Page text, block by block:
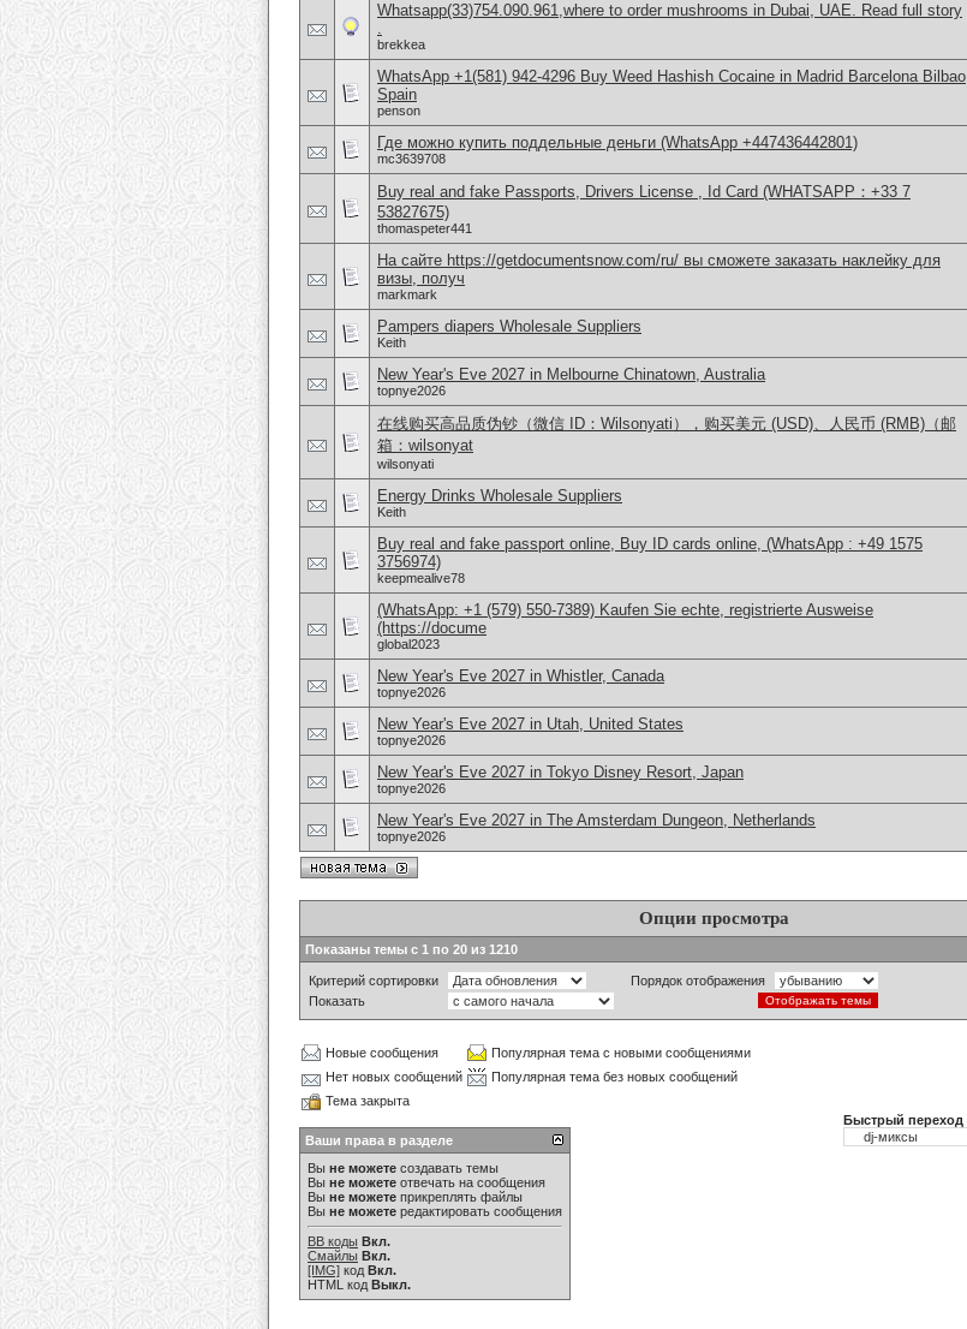
Whatsapp(33)754.090.961,where to order mushrooms in Dubai, UAE. Read full story
.
brekkea
WhatsApp +1(581) 942-4296 Buy Weed Hashish Cocaine in Madrid Barcelona Bilbao
Spain
penson
Где можно купить поддельные деньги (WhatsApp +447436442801)
mc3639708
Buy real and fake Passports, Drivers License , Id Card (WHATSAPP：+33 7
53827675)
thomaspeter441
На сайте https://getdocumentsnow.com/ru/ вы сможете заказать наклейку для
визы, получ
markmark
Pampers diapers Wholesale Suppliers
Keith
New Year's Eve 2027 in Melbourne Chinatown, Australia
topnye2026
在线购买高品质伪钞（微信 ID：Wilsonyati），购买美元 (USD)、人民币 (RMB)（邮
箱：wilsonyat
wilsonyati
Energy Drinks Wholesale Suppliers
Keith
Buy real and fake passport online, Buy ID cards online, (WhatsApp : +49 1575
3756974)
keepmealive78
(WhatsApp: +1 (579) 550-7389) Kaufen Sie echte, registrierte Ausweise
(https://docume
global2023
New Year's Eve 2027 in Whistler, Canada
topnye2026
New Year's Eve 2027 in Utah, United States
topnye2026
New Year's Eve 2027 in Tokyo Disney Resort, Japan
topnye2026
New Year's Eve 2027 in The Amsterdam Dungeon, Netherlands
topnye2026
Опции просмотра
Показаны темы с 1 по 20 из 1210
Критерий сортировки
Порядок отображения
Показать
Новые сообщения
Популярная тема с новыми сообщениями
Нет новых сообщений
Популярная тема без новых сообщений
Тема закрыта
Ваши права в разделе
Вы не можете создавать темы
Вы не можете отвечать на сообщения
Вы не можете прикреплять файлы
Вы не можете редактировать сообщения
BB коды Вкл.
Смайлы Вкл.
[IMG] код Вкл.
HTML код Выкл.
Быстрый переход